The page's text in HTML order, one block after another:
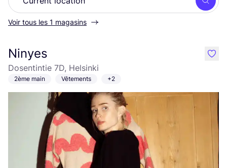
Voir tous les 1 magasins
Ninyes
Dosentintie 7D, Helsinki
2ème main Vêtements +2
like